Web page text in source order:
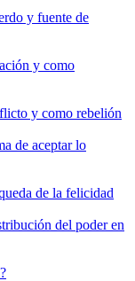
y fuente de
y como
y como rebelión
de aceptar lo
de la felicidad
del poder en